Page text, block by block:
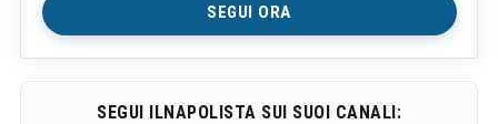
SEGUI ORA
SEGUI ILNAPOLISTA SUI SUOI CANALI: